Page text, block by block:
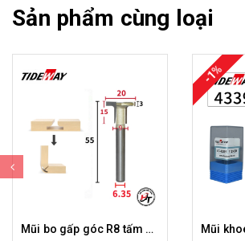
Sản phẩm cùng loại
Mũi bo gấp góc R8 tấm ốp than tre chữ T Tideway LC44199
-1%